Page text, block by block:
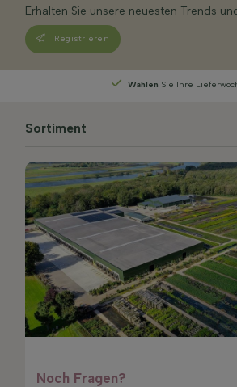
Erhalten Sie unsere neuesten Trends
Registrieren
Wählen Sie Ihre
Sortiment
Noch Fragen?